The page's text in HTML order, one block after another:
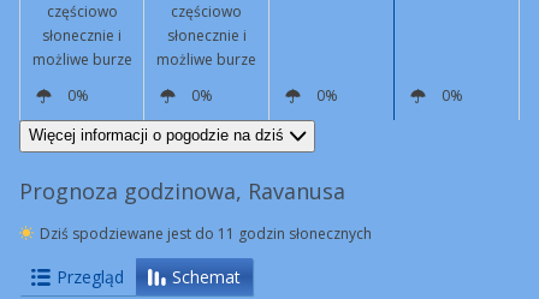
częściowo
słonecznie i
możliwe burze
częściowo
słonecznie i
możliwe burze
0% 0% 0%
0%
SW
18 km/h
Podmuchy
49 km/h S
9 km/h
Więcej informacji o pogodzie na dziś
Prognoza godzinowa, Ravanusa
Dziś spodziewane jest do 11 godzin słonecznych
Przegląd Schemat